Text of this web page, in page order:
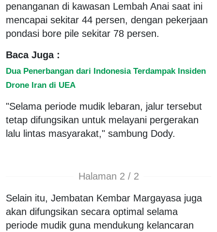
penanganan di kawasan Lembah Anai saat ini
mencapai sekitar 44 persen, dengan pekerjaan
pondasi bore pile sekitar 78 persen.
Baca Juga :
Dua Penerbangan dari Indonesia Terdampak Insiden
Drone Iran di UEA
"Selama periode mudik lebaran, jalur tersebut
tetap difungsikan untuk melayani pergerakan
lalu lintas masyarakat," sambung Dody.
Halaman 2 / 2
Selain itu, Jembatan Kembar Margayasa juga
akan difungsikan secara optimal selama
periode mudik guna mendukung kelancaran